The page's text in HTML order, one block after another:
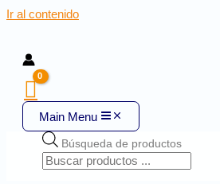
Ir al contenido
Main Menu
Búsqueda de productos